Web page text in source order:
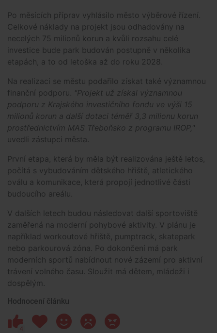
Po měsících příprav vyhlásilo město výběrové řízení.
Celkové náklady na projekt jsou odhadovány na
necelých 75 milionů korun a kvůli rozsahu celé
investice bude park budován postupně v několika
etapách, a to od letoška až do roku 2028.
Na realizaci se městu podařilo získat také významnou
finanční podporu. "Projekt už získal významnou
podporu z Krajského investičního fondu ve výši 15
milionů korun a další dotaci téměř 3,3 milionu korun
prostřednictvím MAS Třeboňsko z programu IROP,"
uvedli zástupci města.
První etapa, která by měla být realizována ještě letos,
počítá s vybudováním dětského hřiště, atletického
oválu a komunikace, která propojí jednotlivé části
budoucího areálu.
V dalších letech budou následovat další sportoviště
zaměřená na moderní pohybové aktivity. V plánu je
například workoutové hřiště, pumptrack, skatepark
nebo parkourová zóna. Po dokončení má park
moderních sportů nabídnout nové zázemí pro aktivní
trávení volného času. Sloužit má dětem, mládeži i
dospělým.
Hodnocení článku
4